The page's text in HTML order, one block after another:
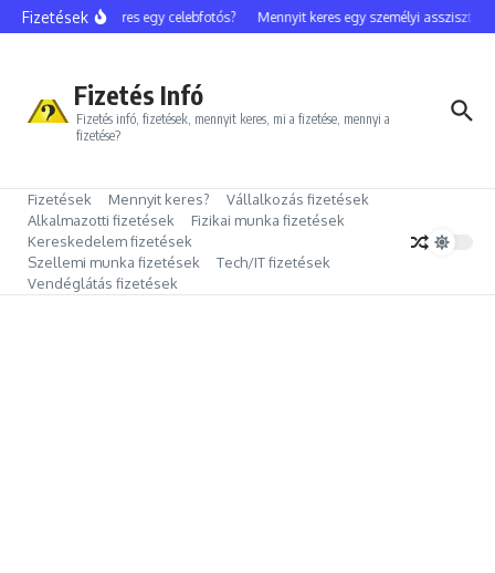
Ugrás a tartalomhoz
Fizetések
Mennyit keres egy celebfotós? Mennyit keres egy személyi asszisztens?
Fizetés Infó
Fizetés infó, fizetések, mennyit keres, mi a fizetése, mennyi a
fizetése?
Fizetések Mennyit keres?
Vállalkozás fizetések
Alkalmazotti fizetések
Fizikai munka fizetések
Kereskedelem fizetések
Szellemi munka fizetések
Tech/IT fizetések
Vendéglátás fizetések